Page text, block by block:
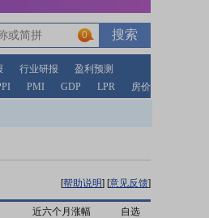
0
行业研报
盈利预测
PMI GDP LPR 房价
[帮助说明] [意见反馈]
近六个月涨幅 自选